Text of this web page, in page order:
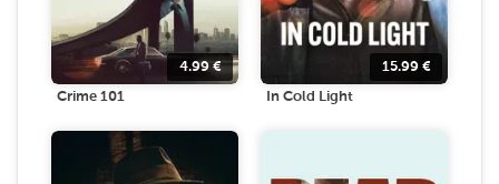
4.99€
Crime 101
15.99 €
In Cold Light